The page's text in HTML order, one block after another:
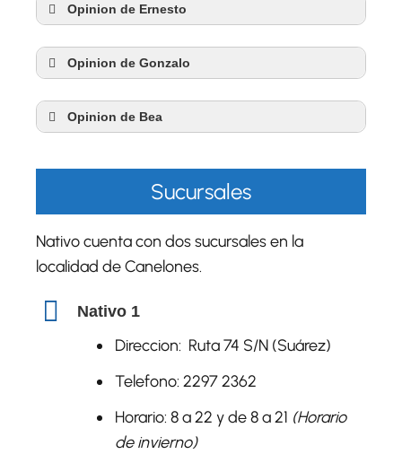
Opinion de Ernesto
Opinion de Gonzalo
Opinion de Bea
Sucursales
Nativo cuenta con dos sucursales en la
localidad de Canelones.
Nativo 1
Direccion: Ruta 74 S/N (Suárez)
Telefono: 2297 2362
Horario: 8 a 22 y de 8 a 21 (Horario
de invierno)